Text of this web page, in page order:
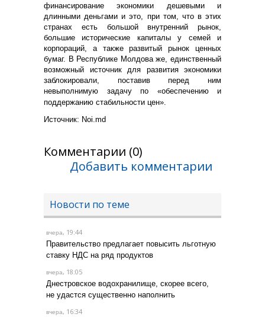
финансирование экономики дешевыми и
длинными деньгами и это, при том, что в этих
странах есть большой внутренний рынок,
большие исторические капиталы у семей и
корпораций, а также развитый рынок ценных
бумаг. В Республике Молдова же, единственный
возможный источник для развития экономики
заблокировали, поставив перед ним
невыполнимую задачу по «обеспечению и
поддержанию стабильности цен».
Источник: Noi.md
Комментарии (0)
Добавить комментарии
Новости по теме
вчера, 19:44
Правительство предлагает повысить льготную
ставку НДС на ряд продуктов
вчера, 18:05
Днестровское водохранилище, скорее всего,
не удастся существенно наполнить
вчера, 16:34